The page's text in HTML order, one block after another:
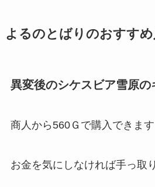
よるのとばりのおすす
異変後のシケスビア雪原の
商人から560Ｇで購入できます
お金を気にしなければ手っ取